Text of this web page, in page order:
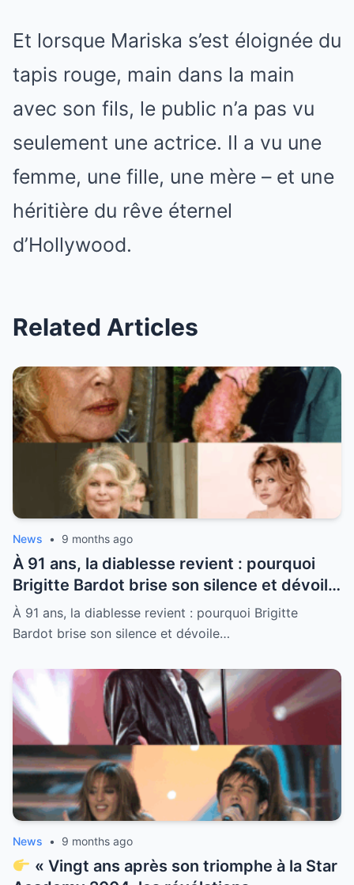
Et lorsque Mariska s’est éloignée du
tapis rouge, main dans la main
avec son fils, le public n’a pas vu
seulement une actrice. Il a vu une
femme, une fille, une mère – et une
héritière du rêve éternel
d’Hollywood.
Related Articles
News • 9 months ago
À 91 ans, la diablesse revient : pourquoi
Brigitte Bardot brise son silence et dévoile
tout — quatres mariages, amours
flamboyantes, bêtes sauvages et regrets
À 91 ans, la diablesse revient : pourquoi Brigitte
Bardot brise son silence et dévoile…
News • 9 months ago
« Vingt ans après son triomphe à la Star